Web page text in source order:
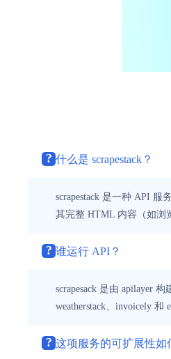
? 什么是 scrapestack？
scrapestack 是一种 API
其完整 HTML 内容（如浏
? 谁运行 API？
scrapesack 是由 apilayer
weatherstack、invoicely 和
? 这项服务的可扩展性如